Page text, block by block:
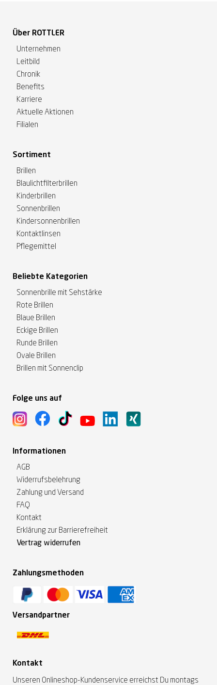
Über ROTTLER
Unternehmen
Leitbild
Chronik
Benefits
Karriere
Aktuelle Aktionen
Filialen
Sortiment
Brillen
Blaulichtfilterbrillen
Kinderbrillen
Sonnenbrillen
Kindersonnenbrillen
Kontaktlinsen
Pflegemittel
Beliebte Kategorien
Sonnenbrille mit Sehstärke
Rote Brillen
Blaue Brillen
Eckige Brillen
Runde Brillen
Ovale Brillen
Brillen mit Sonnenclip
Folge uns auf
Informationen
AGB
Widerrufsbelehrung
Zahlung und Versand
FAQ
Kontakt
Erklärung zur Barrierefreiheit
Vertrag widerrufen
Zahlungsmethoden
Versandpartner
Kontakt
Unseren Onlineshop-Kundenservice erreichst Du montags